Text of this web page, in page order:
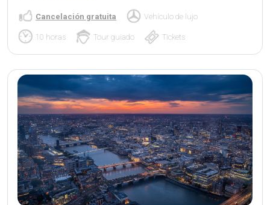
Cancelación gratuita Vehículo de lujo
10 horas Tour guiado Tickets